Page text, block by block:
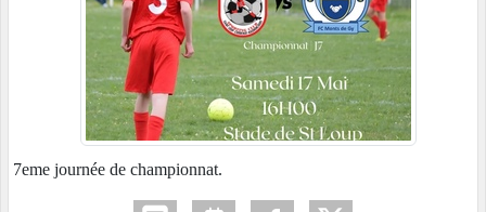
7eme journée de championnat.